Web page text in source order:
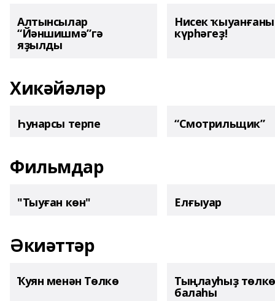
Алтынсылар
“Йәншишмә”гә
яҙылды
Нисек
күрһәгеҙ!
Хикәйәләр
Һунарсы терпе “Смотрильщик”
Фильмдар
"Тыуған көн" Елғыуар
Әкиәттәр
Ҡуян менән Төлкө Тыңлауһыҙ төлкө
балаһы